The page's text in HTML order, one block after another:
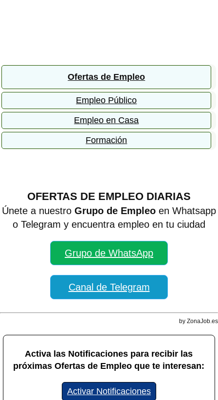
Ofertas de Empleo
Empleo Público
Empleo en Casa
Formación
OFERTAS DE EMPLEO DIARIAS
Únete a nuestro Grupo de Empleo en Whatsapp
o Telegram y encuentra empleo en tu ciudad
Grupo de WhatsApp
Canal de Telegram
by ZonaJob.es
Activa las Notificaciones para recibir las
próximas Ofertas de Empleo que te interesan:
Activar Notificaciones